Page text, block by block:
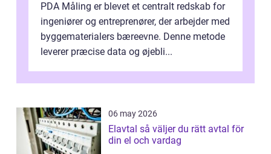
PDA Måling er blevet et centralt redskab for
ingeniører og entreprenører, der arbejder med
byggematerialers bæreevne. Denne metode
leverer præcise data og øjebli...
06 may 2026
Elavtal så väljer du rätt avtal för
din el och vardag